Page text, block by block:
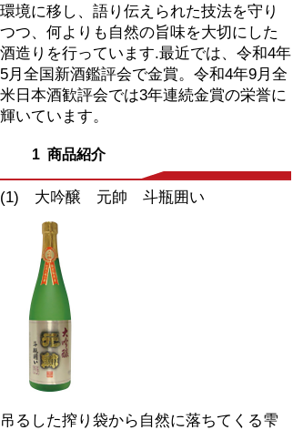
環境に移し、語り伝えられた技法を守り
つつ、何よりも自然の旨味を大切にした
酒造りを行っています.最近では、令和4年
5月全国新酒鑑評会で金賞。令和4年9月全
米日本酒歓評会では3年連続金賞の栄誉に
輝いています。
1 商品紹介
(1) 大吟醸 元帥 斗瓶囲い
吊るした搾り袋から自然に落ちてくる雫